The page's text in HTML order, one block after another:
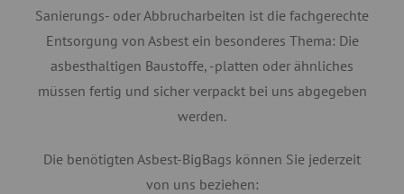
Sanierungs- oder Abbrucharbeiten ist die fachgerechte
Entsorgung von Asbest ein besonderes Thema: Die
asbesthaltigen Baustoffe, -platten oder ähnliches
müssen fertig und sicher verpackt bei uns abgegeben
werden.
Die benötigten Asbest-BigBags können Sie jederzeit
von uns beziehen: